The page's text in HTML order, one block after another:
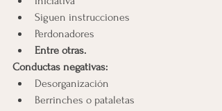
Siguen instrucciones
Perdonadores
Entre otras.
Conductas negativas:
Desorganización
Berrinches o pataletas